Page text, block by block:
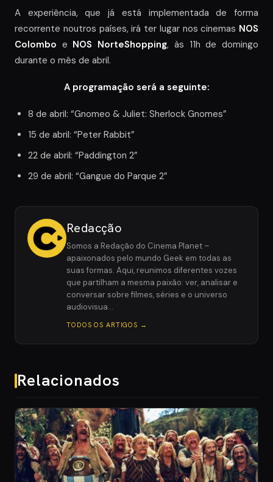
A experiência, que já está implementada de forma
recorrente noutros países, irá ter lugar nos cinemas NOS
Colombo e NOS NorteShopping, às 11h de domingo
durante o mês de abril.
A programação será a seguinte:
8 de abril: “Gnomeo & Juliet: Sherlock Gnomes”
15 de abril: “Peter Rabbit”
22 de abril: “Paddington 2”
29 de abril: “Gangue do Parque 2”
Redacção
Somos a Redação do Cinema Planet –
apaixonados pelo mundo Geek em todas as
suas formas. Aqui, reunimos diferentes vozes
que partilham a mesma paixão: ver, analisar e
conversar sobre filmes, séries e o universo
audiovisua…
TODOS OS ARTIGOS →
Relacionados